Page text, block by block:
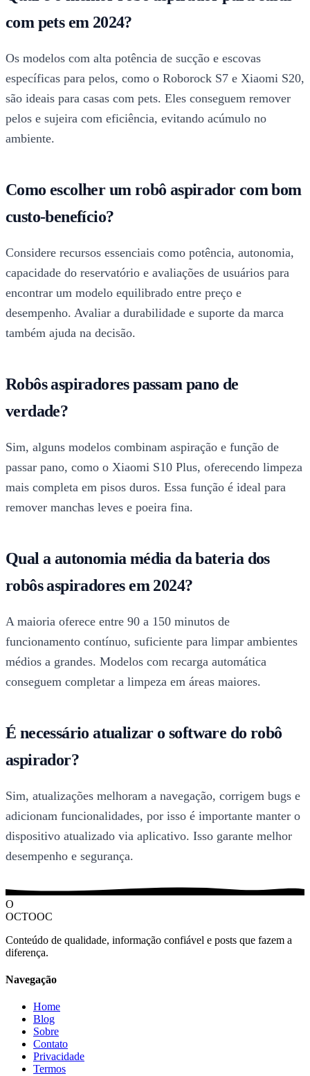
com pets em 2024?
Os modelos com alta potência de sucção e escovas
específicas para pelos, como o Roborock S7 e Xiaomi S20,
são ideais para casas com pets. Eles conseguem remover
pelos e sujeira com eficiência, evitando acúmulo no
ambiente.
Como escolher um robô aspirador com bom
custo-benefício?
Considere recursos essenciais como potência, autonomia,
capacidade do reservatório e avaliações de usuários para
encontrar um modelo equilibrado entre preço e
desempenho. Avaliar a durabilidade e suporte da marca
também ajuda na decisão.
Robôs aspiradores passam pano de
verdade?
Sim, alguns modelos combinam aspiração e função de
passar pano, como o Xiaomi S10 Plus, oferecendo limpeza
mais completa em pisos duros. Essa função é ideal para
remover manchas leves e poeira fina.
Qual a autonomia média da bateria dos
robôs aspiradores em 2024?
A maioria oferece entre 90 a 150 minutos de
funcionamento contínuo, suficiente para limpar ambientes
médios a grandes. Modelos com recarga automática
conseguem completar a limpeza em áreas maiores.
É necessário atualizar o software do robô
aspirador?
Sim, atualizações melhoram a navegação, corrigem bugs e
adicionam funcionalidades, por isso é importante manter o
dispositivo atualizado via aplicativo. Isso garante melhor
desempenho e segurança.
O
OCTOOC
Conteúdo de qualidade, informação confiável e posts que fazem a
diferença.
Navegação
Home
Blog
Sobre
Contato
Privacidade
Termos